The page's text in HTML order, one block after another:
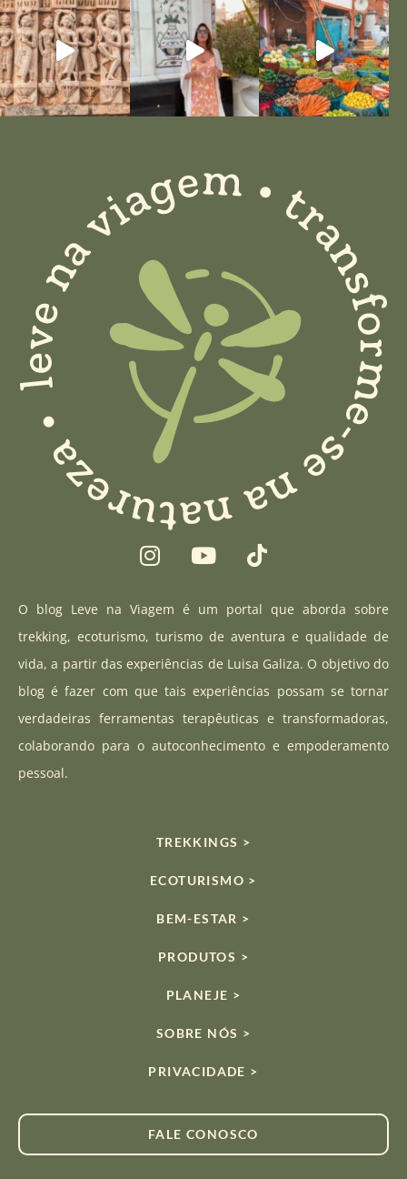
I
n
t
a
g
a
m
Y
o
t
u
b
T
i
t
o
k
O blog Leve na Viagem é um portal que aborda sobre
trekking, ecoturismo, turismo de aventura e qualidade de
vida, a partir das experiências de Luisa Galiza. O objetivo do
blog é fazer com que tais experiências possam se tornar
verdadeiras ferramentas terapêuticas e transformadoras,
colaborando para o autoconhecimento e empoderamento
pessoal.
TREKKINGS >
ECOTURISMO >
BEM-ESTAR >
PRODUTOS >
PLANEJE >
SOBRE NÓS >
PRIVACIDADE >
FALE CONOSCO